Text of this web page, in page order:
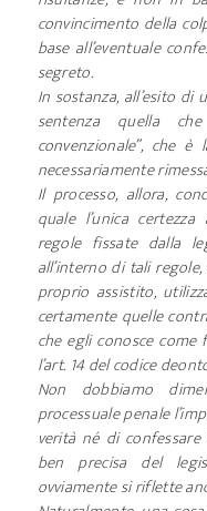
convincimento della
base all’eventuale
segreto.
In sostanza, all’esito
sentenza quella
convenzionale”, che
necessariamente
Il processo, allora,
quale l’unica
regole fissate dalla
all’interno di tali
proprio assistito,
certamente quelle
che egli conosce
l’art. 14 del codice
Non dobbiamo
processuale penale
verità né di
ben precisa del
ovviamente si riflette